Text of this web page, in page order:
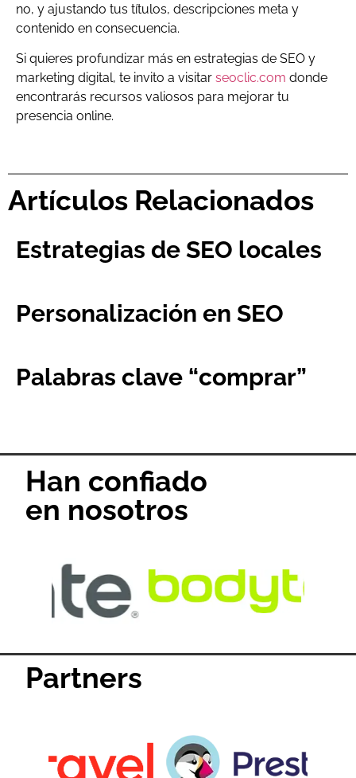
no, y ajustando tus títulos, descripciones meta y
contenido en consecuencia.
Si quieres profundizar más en estrategias de SEO y
marketing digital, te invito a visitar seoclic.com donde
encontrarás recursos valiosos para mejorar tu
presencia online.
Artículos Relacionados
Estrategias de SEO locales
Personalización en SEO
Palabras clave “comprar”
Han confiado
en nosotros
Partners